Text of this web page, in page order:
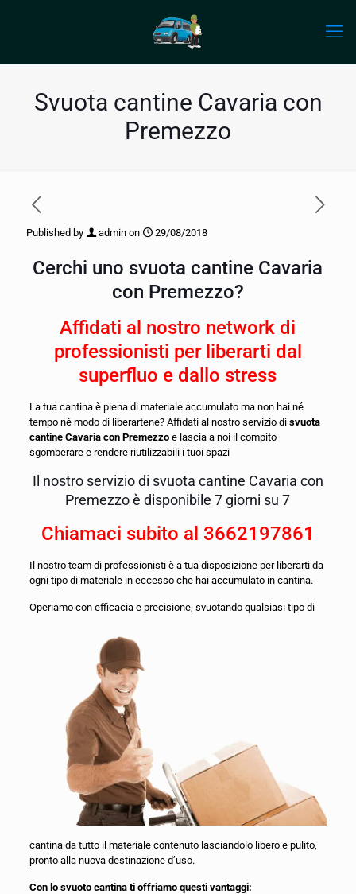
Svuota cantine Cavaria con
Premezzo
Published by admin on 29/08/2018
Cerchi uno svuota cantine Cavaria
con Premezzo?
Affidati al nostro network di
professionisti per liberarti dal
superfluo e dallo stress
La tua cantina è piena di materiale accumulato ma non hai né
tempo né modo di liberartene? Affidati al nostro servizio di svuota
cantine Cavaria con Premezzo e lascia a noi il compito
sgomberare e rendere riutilizzabili i tuoi spazi
Il nostro servizio di svuota cantine Cavaria con
Premezzo è disponibile 7 giorni su 7
Chiamaci subito al 3662197861
Il nostro team di professionisti è a tua disposizione per liberarti da
ogni tipo di materiale in eccesso che hai accumulato in cantina.
Operiamo con efficacia e precisione, svuotando qualsiasi tipo di
cantina da tutto il materiale contenuto lasciandolo libero e pulito,
pronto alla nuova destinazione d’uso.
Con lo svuoto cantina ti offriamo questi vantaggi: